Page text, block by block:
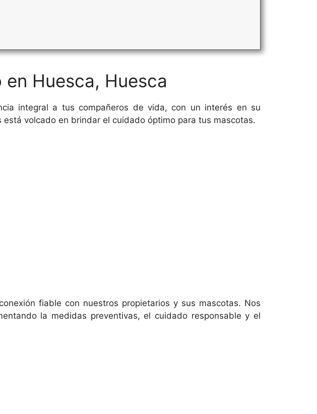
Huesca, Huesca
integral a tus compañeros de vida, con un interés en su
volcado en brindar el cuidado óptimo para tus mascotas.
fiable con nuestros propietarios y sus mascotas. Nos
la medidas preventivas, el cuidado responsable y el